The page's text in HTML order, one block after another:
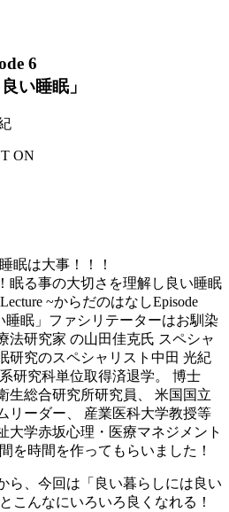
6
い睡眠」
ON
眠は大事！！！
眠る事の大切さを理解し良い睡眠
~からだのはなしEpisode
睡眠」ファシリテーターはお馴染
法研究家 の山田佳克氏 スペシャ
研究のスペシャリスト中田 光紀
研究科単位取得済退学。 博士
生総合研究所研究員、 米国国立
リーダー、 産業医科大学教授等
大学赤坂心理・医療マネジメント
を時間を作ってもらいました！
ら、今回は「良い暮らしには良い
こんなにいろいろ良くなれる！